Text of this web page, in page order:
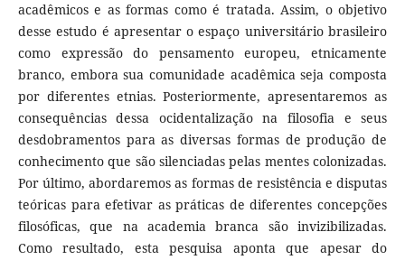
acadêmicos e as formas como é tratada. Assim, o objetivo
desse estudo é apresentar o espaço universitário brasileiro
como expressão do pensamento europeu, etnicamente
branco, embora sua comunidade acadêmica seja composta
por diferentes etnias. Posteriormente, apresentaremos as
consequências dessa ocidentalização na filosofia e seus
desdobramentos para as diversas formas de produção de
conhecimento que são silenciadas pelas mentes colonizadas.
Por último, abordaremos as formas de resistência e disputas
teóricas para efetivar as práticas de diferentes concepções
filosóficas, que na academia branca são invizibilizadas.
Como resultado, esta pesquisa aponta que apesar do